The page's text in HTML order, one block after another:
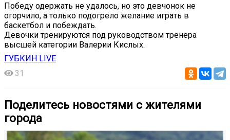
Победу одержать не удалось, но это девчонок не
огорчило, а только подогрело желание играть в
баскетбол и побеждать.
Девочки тренируются под руководством тренера
высшей категории Валерии Кислых.
ГУБКИН LIVE
31
Поделитесь новостями с жителями
города